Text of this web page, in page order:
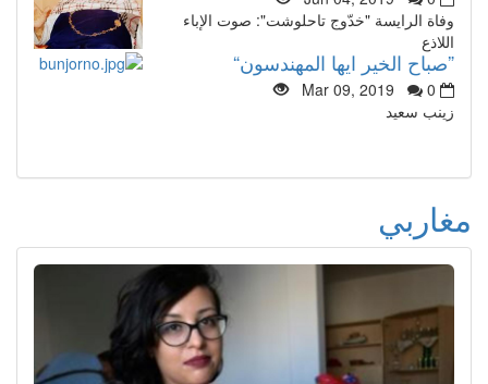
وفاة الرايسة "خدّوج تاحلوشت": صوت الإباء
اللاذع
”صباح الخير ايها المهندسون“
Mar 09, 2019
0
زينب سعيد
مغاربي